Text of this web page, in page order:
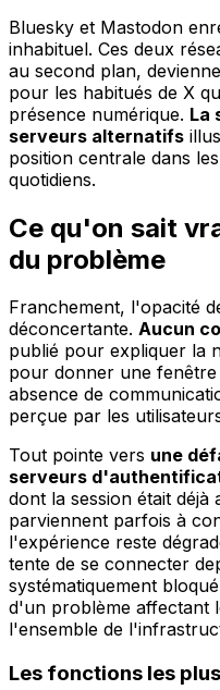
Bluesky et Mastodon
inhabituel. Ces deux
au second plan,
pour les habitués de X
présence numérique. La
serveurs alternatifs
position centrale dans
quotidiens.
Ce qu'on sait
du problème
Franchement, l'opacité
déconcertante. Aucun
publié pour expliquer la
pour donner une fenêtre
absence de
perçue par les
Tout pointe vers une
serveurs
dont la session était déjà
parviennent parfois à
l'expérience reste
tente de se connecter
systématiquement
d'un problème affectant
l'ensemble de
Les fonctions les